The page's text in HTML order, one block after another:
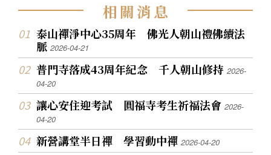
相關消息
泰山禪淨中心35周年 佛光人朝山禮佛續法
脈2026-04-21
普門寺落成43周年紀念 千人朝山修持2026-
04-20
讓心安住迎考試 圓福寺考生祈福法會2026-
04-20
新營講堂半日禪 學習動中禪2026-04-20